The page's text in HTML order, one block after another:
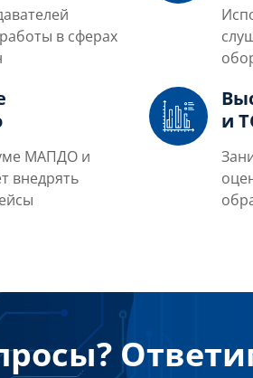
в сферах
МАПДО и
внедрять
и